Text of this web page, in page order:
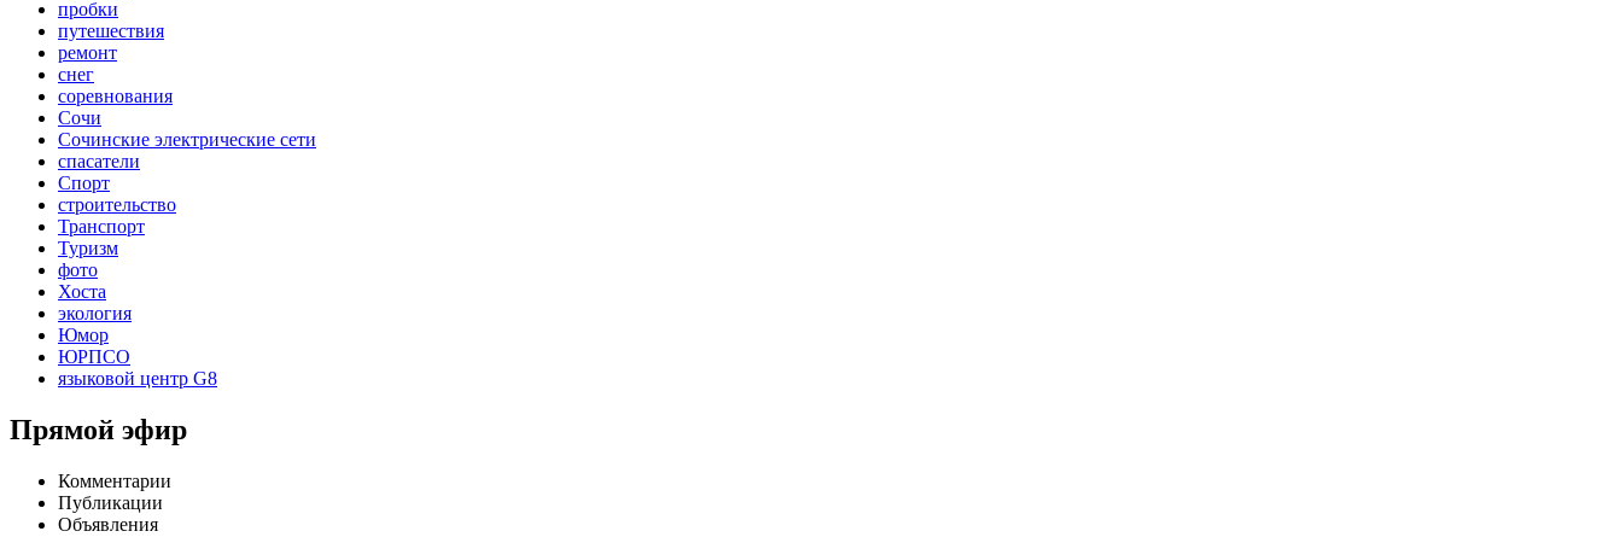
пробки
путешествия
ремонт
снег
соревнования
Сочи
Сочинские электрические сети
спасатели
Спорт
строительство
Транспорт
Туризм
фото
Хоста
экология
Юмор
ЮРПСО
языковой центр G8
Прямой эфир
Комментарии
Публикации
Объявления